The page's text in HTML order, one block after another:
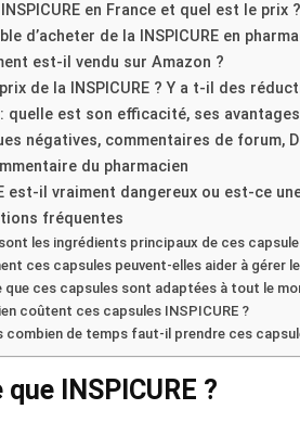
en France et quel est le prix ?
d’acheter de la INSPICURE en
est-il vendu sur Amazon ?
de la INSPICURE ? Y a t-il des
: quelle est son efficacité, ses
négatives, commentaires de forum,
du pharmacien
est-il vraiment dangereux ou est-ce
fréquentes
les ingrédients principaux de ces
ces capsules peuvent-elles aider à gérer
que ces capsules sont adaptées à tout le
coûtent ces capsules INSPICURE ?
combien de temps faut-il prendre ces
INSPICURE ?